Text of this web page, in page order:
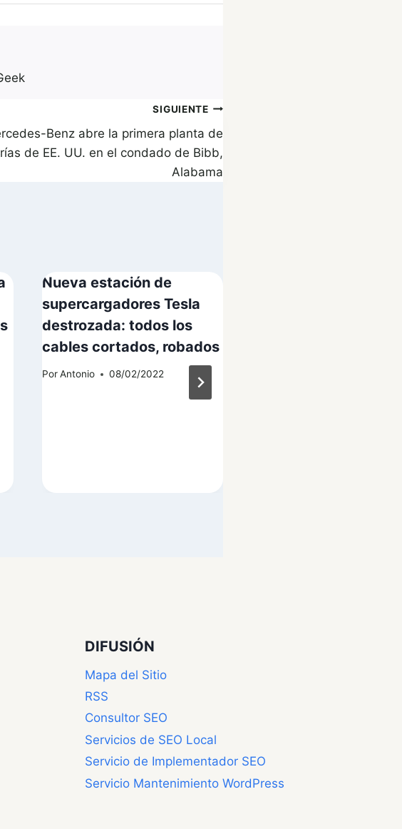
SIGUIENTE
Benz abre la primera planta de
de EE. UU. en el condado de Bibb,
Alabama
Nueva estación de
supercargadores Tesla
destrozada: todos los
cables cortados, robados
PorAntonio 08/02/2022
DIFUSIÓN
Mapa del Sitio
RSS
Consultor SEO
Servicios de SEO Local
Servicio de Implementador SEO
Servicio Mantenimiento WordPress